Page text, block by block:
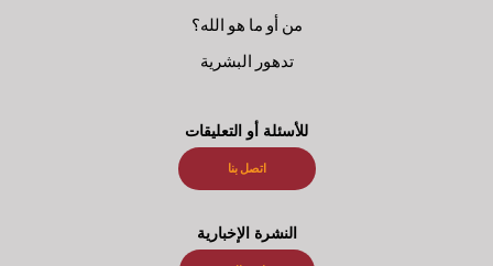
من أو ما هو الله؟
تدهور البشرية
للأسئلة أو التعليقات
اتصل بنا
النشرة الإخبارية